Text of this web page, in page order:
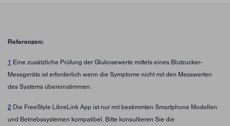
Referenzen:
1 Eine zusätzliche Prüfung der Glukosewerte mittels eines Blutzucker-
Messgeräts ist erforderlich wenn die Symptome nicht mit den Messwerten
des Systems übereinstimmen.
2 Die FreeStyle LibreLink App ist nur mit bestimmten Smartphone Modellen
und Betriebssystemen kompatibel. Bitte konsultieren Sie die